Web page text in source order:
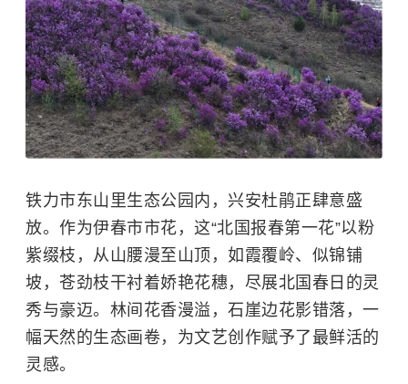
铁力市东山里生态公园内，兴安杜鹃正肆意盛
放。作为伊春市市花，这“北国报春第一花”以粉
紫缀枝，从山腰漫至山顶，如霞覆岭、似锦铺
坡，苍劲枝干衬着娇艳花穗，尽展北国春日的灵
秀与豪迈。林间花香漫溢，石崖边花影错落，一
幅天然的生态画卷，为文艺创作赋予了最鲜活的
灵感。